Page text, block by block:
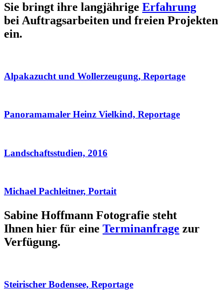
Sie bringt ihre langjährige Erfahrung
bei Auftragsarbeiten und freien Projekten
ein.
Alpakazucht und Wollerzeugung, Reportage
Panoramamaler Heinz Vielkind, Reportage
Landschaftsstudien, 2016
Michael Pachleitner, Portait
Sabine Hoffmann Fotografie steht
Ihnen hier für eine Terminanfrage zur
Verfügung.
Steirischer Bodensee, Reportage